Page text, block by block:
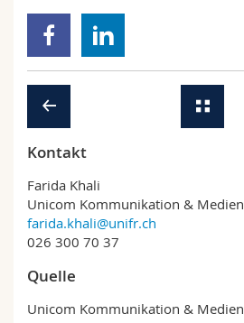
Kontakt
Farida Khali
Unicom Kommunikation & Medien
farida.khali@unifr.ch
026 300 70 37
Quelle
Unicom Kommunikation & Medien